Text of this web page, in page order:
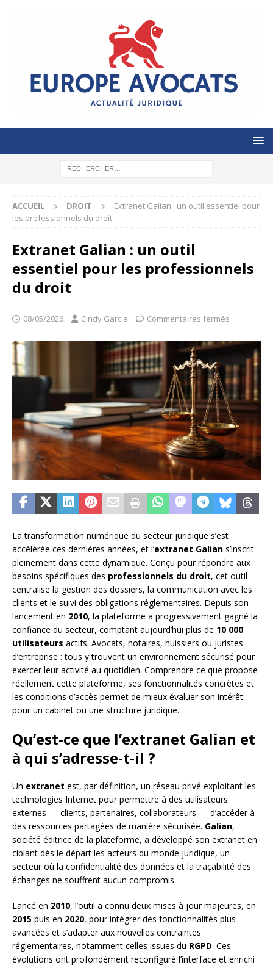
ACCUEIL DROIT
Extranet Galian : un outil essentiel pour
les professionnels du droit
Extranet Galian : un outil
essentiel pour les professionnels
du droit
08/05/2026 Cindy Garcia Commentaires fermés
La transformation numérique du secteur juridique s’est
accélérée ces dernières années, et l’extranet Galian s’inscrit
pleinement dans cette dynamique. Conçu pour répondre aux
besoins spécifiques des professionnels du droit, cet outil
centralise la gestion des dossiers, la communication avec les
clients et le suivi des obligations réglementaires. Depuis son
lancement en 2010, la plateforme a progressivement gagné la
confiance du secteur, comptant aujourd’hui plus de 10 000
utilisateurs actifs. Avocats, notaires, huissiers ou juristes
d’entreprise : tous y trouvent un environnement sécurisé pour
exercer leur activité au quotidien. Comprendre ce que propose
réellement cette plateforme, ses fonctionnalités concrètes et
les conditions d’accès permet de mieux évaluer son intérêt
pour un cabinet ou une structure juridique.
Qu’est-ce que l’extranet Galian et
à qui s’adresse-t-il ?
Un extranet est, par définition, un réseau privé exploitant les
technologies Internet pour permettre à des utilisateurs
externes — clients, partenaires, collaborateurs — d’accéder à
des ressources partagées de manière sécurisée. Galian,
société éditrice de la plateforme, a développé son extranet en
ciblant dès le départ les acteurs du monde juridique, un
secteur où la confidentialité des données et la traçabilité des
échanges ne souffrent aucun compromis.
Lancé en 2010, l’outil a connu deux mises à jour majeures, en
2015 puis en 2020, pour intégrer des fonctionnalités plus
avancées et s’adapter aux nouvelles contraintes
réglementaires, notamment celles issues du RGPD. Ces
évolutions ont profondément reconfiguré l’interface et enrichi